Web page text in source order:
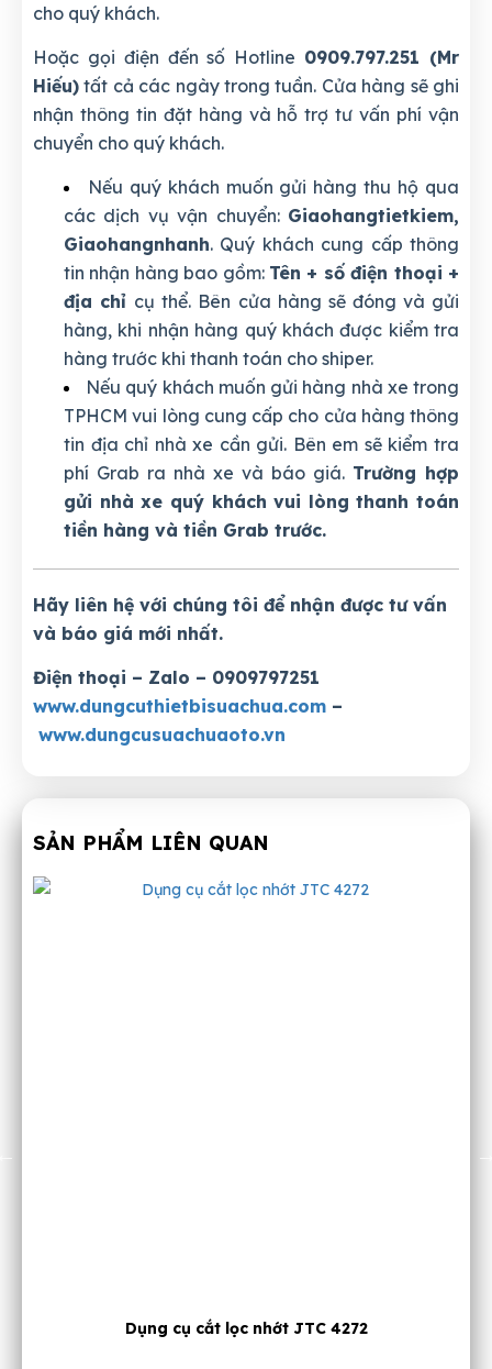
cho quý khách.
Hoặc gọi điện đến số Hotline 0909.797.251 (Mr
Hiếu) tất cả các ngày trong tuần. Cửa hàng sẽ ghi
nhận thông tin đặt hàng và hỗ trợ tư vấn phí vận
chuyển cho quý khách.
Nếu quý khách muốn gửi hàng thu hộ qua
các dịch vụ vận chuyển: Giaohangtietkiem,
Giaohangnhanh. Quý khách cung cấp thông
tin nhận hàng bao gồm: Tên + số điện thoại +
địa chỉ cụ thể. Bên cửa hàng sẽ đóng và gửi
hàng, khi nhận hàng quý khách được kiểm tra
hàng trước khi thanh toán cho shiper.
Nếu quý khách muốn gửi hàng nhà xe trong
TPHCM vui lòng cung cấp cho cửa hàng thông
tin địa chỉ nhà xe cần gửi. Bên em sẽ kiểm tra
phí Grab ra nhà xe và báo giá. Trường hợp
gửi nhà xe quý khách vui lòng thanh toán
tiền hàng và tiền Grab trước.
Hãy liên hệ với chúng tôi để nhận được tư vấn
và báo giá mới nhất.
Điện thoại – Zalo – 0909797251
www.dungcuthietbisuachua.com –
www.dungcusuachuaoto.vn
SẢN PHẨM LIÊN QUAN
Cảo lọc nhớt ô tô đa năng JTC 1948